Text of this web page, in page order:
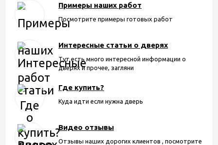
Примеры наших работ
Посмотрите примеры готовых работ
Интересные статьи о дверях
Тут есть много интересной информации о
дверях и прочее, загляни
Где купить?
Куда идти если нужна дверь
Видео отзывы
Отзывы наших дорогих клиентов , посмотрите